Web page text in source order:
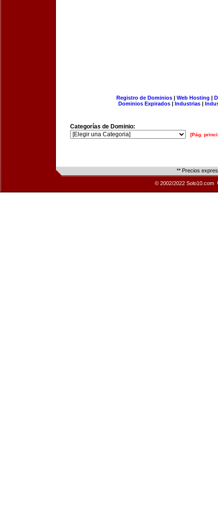
Registro de Dominios| Web Hosting |
Dominios Expirados | Industrias |
Categorías de Dominio:
[Pág.
** Precios
© 2002/2022 Solo10.com